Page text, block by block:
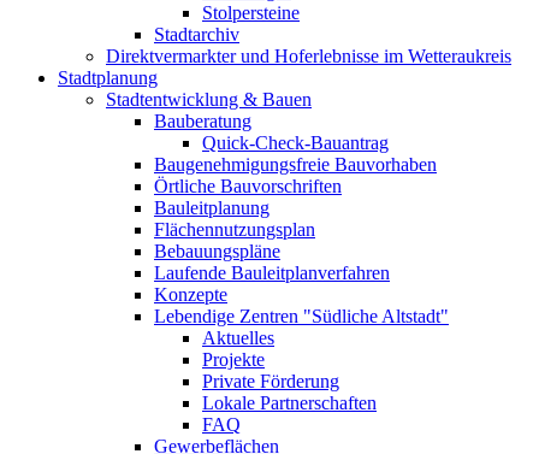
Stolpersteine
Stadtarchiv
Direktvermarkter und Hoferlebnisse im Wetteraukreis
Stadtplanung
Stadtentwicklung & Bauen
Bauberatung
Quick-Check-Bauantrag
Baugenehmigungsfreie Bauvorhaben
Örtliche Bauvorschriften
Bauleitplanung
Flächennutzungsplan
Bebauungspläne
Laufende Bauleitplanverfahren
Konzepte
Lebendige Zentren "Südliche Altstadt"
Aktuelles
Projekte
Private Förderung
Lokale Partnerschaften
FAQ
Gewerbeflächen